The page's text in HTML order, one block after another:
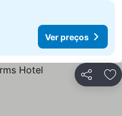
Ver preços
Partilhar